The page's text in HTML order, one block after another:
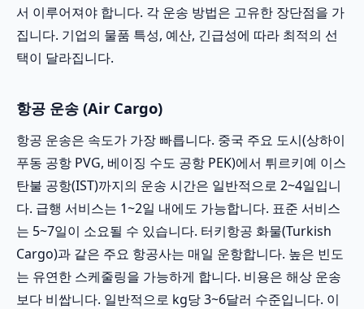
서 이루어져야 합니다. 각 운송 방법은 고유한 장단점을 가
집니다. 기업의 물품 특성, 예산, 긴급성에 따라 최적의 선
택이 달라집니다.
항공 운송 (Air Cargo)
항공 운송은 속도가 가장 빠릅니다. 중국 주요 도시(상하이
푸동 공항 PVG, 베이징 수도 공항 PEK)에서 튀르키예 이스
탄불 공항(IST)까지의 운송 시간은 일반적으로 2~4일입니
다. 급행 서비스는 1~2일 내에도 가능합니다. 표준 서비스
는 5~7일이 소요될 수 있습니다. 터키항공 화물(Turkish
Cargo)과 같은 주요 항공사는 매일 운항합니다. 높은 빈도
는 유연한 스케줄링을 가능하게 합니다. 비용은 해상 운송
보다 비쌉니다. 일반적으로 kg당 3~6달러 수준입니다. 이